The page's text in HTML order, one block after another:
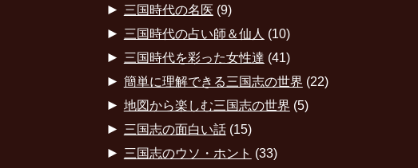
► 三国時代の名医 (9)
► 三国時代の占い師＆仙人 (10)
► 三国時代を彩った女性達 (41)
► 簡単に理解できる三国志の世界 (22)
► 地図から楽しむ三国志の世界 (5)
► 三国志の面白い話(15)
► 三国志のウソ・ホント (33)